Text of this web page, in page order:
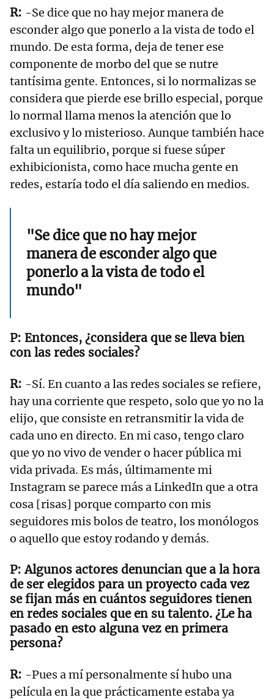
-Se dice que no hay mejor manera de
esconder algo que ponerlo a la vista de todo el
mundo. De esta forma, deja de tener ese
componente de morbo del que se nutre
tantísima gente. Entonces, si lo normalizas se
considera que pierde ese brillo especial, porque
lo normal llama menos la atención que lo
exclusivo y lo misterioso. Aunque también hace
falta un equilibrio, porque si fuese súper
exhibicionista, como hace mucha gente en
redes, estaría todo el día saliendo en medios.
"Se dice que no hay mejor
manera de esconder algo que
ponerlo a la vista de todo el
mundo"
Entonces, ¿considera que se lleva bien
con las redes sociales?
-Sí. En cuanto a las redes sociales se refiere,
hay una corriente que respeto, solo que yo no la
elijo, que consiste en retransmitir la vida de
cada uno en directo. En mi caso, tengo claro
que yo no vivo de vender o hacer pública mi
vida privada. Es más, últimamente mi
Instagram se parece más a LinkedIn que a otra
cosa [risas] porque comparto con mis
seguidores mis bolos de teatro, los monólogos
o aquello que estoy rodando y demás.
Algunos actores denuncian que a la hora
de ser elegidos para un proyecto cada vez
se fijan más en cuántos seguidores tienen
en redes sociales que en su talento. ¿Le ha
pasado en esto alguna vez en primera
persona?
-Pues a mí personalmente sí hubo una
película en la que prácticamente estaba ya